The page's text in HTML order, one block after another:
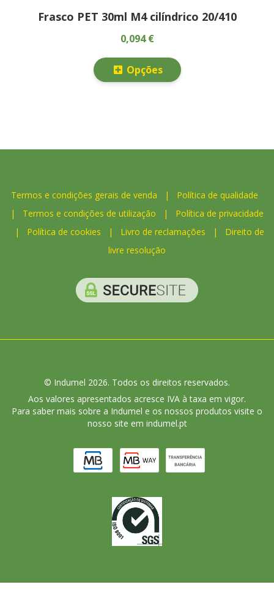
Frasco PET 30ml M4 cilíndrico 20/410
0,094 €
Opções
Termos e condições gerais de venda | Política de qualidade
| Termos e condições de utilização | Política de privacidade
| Política de cookies | Livro de reclamações | Direito de
livre resolução
© Indumel 2026. Todos os direitos reservados.
Aos valores apresentados acresce IVA à taxa em vigor.
Para saber mais sobre a Indumel e os nossos produtos visite o
nosso site em indumel.pt